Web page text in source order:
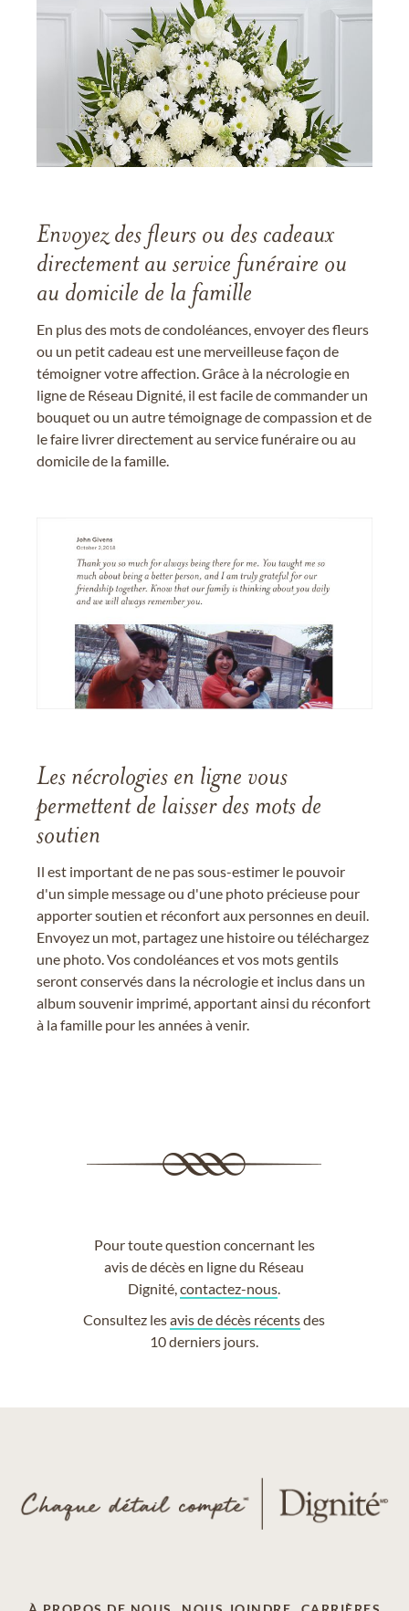
Envoyez des fleurs ou des cadeaux
directement au service funéraire ou
au domicile de la famille
En plus des mots de condoléances, envoyer des fleurs
ou un petit cadeau est une merveilleuse façon de
témoigner votre affection. Grâce à la nécrologie en
ligne de Réseau Dignité, il est facile de commander un
bouquet ou un autre témoignage de compassion et de
le faire livrer directement au service funéraire ou au
domicile de la famille.
Les nécrologies en ligne vous
permettent de laisser des mots de
soutien
Il est important de ne pas sous-estimer le pouvoir
d'un simple message ou d'une photo précieuse pour
apporter soutien et réconfort aux personnes en deuil.
Envoyez un mot, partagez une histoire ou téléchargez
une photo. Vos condoléances et vos mots gentils
seront conservés dans la nécrologie et inclus dans un
album souvenir imprimé, apportant ainsi du réconfort
à la famille pour les années à venir.
Pour toute question concernant les
avis de décès en ligne du Réseau
Dignité,contactez-nous
Consultez lesavis de décès récentsdes
10 derniers jours.